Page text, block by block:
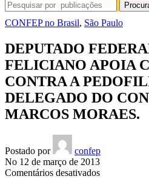
CONFEP no Brasil, São Paulo
DEPUTADO
FELICIANO APOIA
CONTRA A
DELEGADO DO
MARCOS MORAES.
Postado por
confep
No 12 de março de 2013
Comentários desativadosem